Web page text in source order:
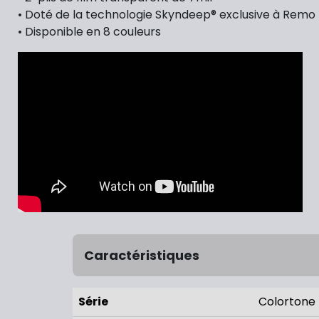
• Doté de la technologie Skyndeep® exclusive à Remo
• Disponible en 8 couleurs
Caractéristiques
Série
Colortone